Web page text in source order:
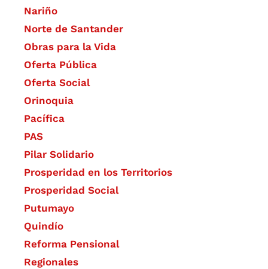
Nariño
Norte de Santander
Obras para la Vida
Oferta Pública
Oferta Social​​
Orinoquia
Pacífica
PAS
Pilar Solidario
Prosperidad en los Territorios
Prosperidad Social
Putumayo
Quindío
Reforma Pensional
Regionales